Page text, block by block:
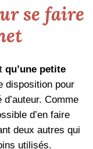
se faire
qu’une petite
disposition pour
Comme
d’en faire
deux autres qui
utilisés.